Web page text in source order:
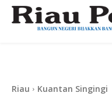
Riau Kuantan Singingi